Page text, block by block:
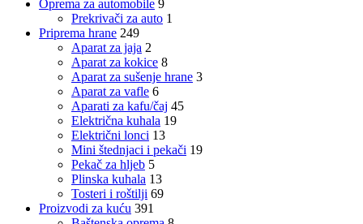
Oprema za automobile 9
Prekrivači za auto 1
Priprema hrane 249
Aparat za jaja 2
Aparat za kokice 8
Aparat za sušenje hrane 3
Aparat za vafle 6
Aparati za kafu/čaj 45
Električna kuhala 19
Električni lonci 13
Mini štednjaci i pekači 19
Pekač za hljeb 5
Plinska kuhala 13
Tosteri i roštilji 69
Proizvodi za kuću 391